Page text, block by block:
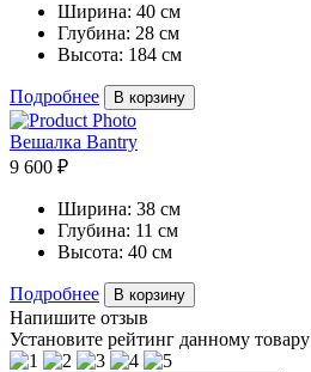
Ширина: 40 см
Глубина: 28 см
Высота: 184 см
Подробнее В корзину
Вешалка Bantry
9 600 ₽
Ширина: 38 см
Глубина: 11 см
Высота: 40 см
Подробнее В корзину
Напишите отзыв
Установите рейтинг данному товару